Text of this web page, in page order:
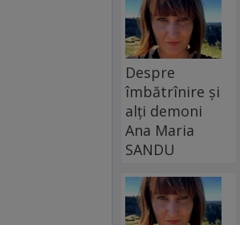
Despre
îmbătrînire și
alți demoni
Ana Maria
SANDU